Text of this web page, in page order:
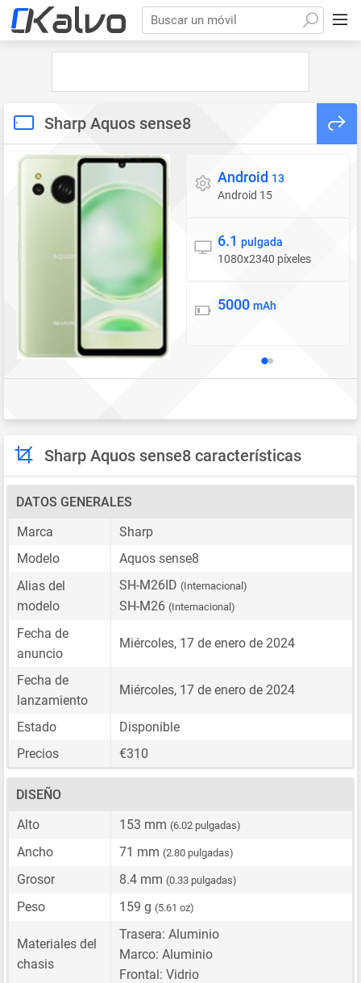
Buscar un móvil
Sharp Aquos sense8
Sistema operativo
Android 13
Android 15
Pantalla
6.1 pulgada
1080x2340 píxeles
Batería
5000 mAh
Sharp Aquos sense8 características
DATOS GENERALES
Marca
Sharp
Modelo
Aquos sense8
Alias del
modelo
SH-M26ID (Internacional)
SH-M26 (Internacional)
Fecha de
anuncio
Miércoles, 17 de enero de 2024
Fecha de
lanzamiento
Miércoles, 17 de enero de 2024
Estado
Disponible
Precios
€310
DISEÑO
Alto
153 mm (6.02 pulgadas)
Ancho 71 mm (2.80 pulgadas)
Grosor 8.4 mm (0.33 pulgadas)
Peso 159 g (5.61 oz)
Materiales del
chasis
Trasera: Aluminio
Marco: Aluminio
Frontal: Vidrio